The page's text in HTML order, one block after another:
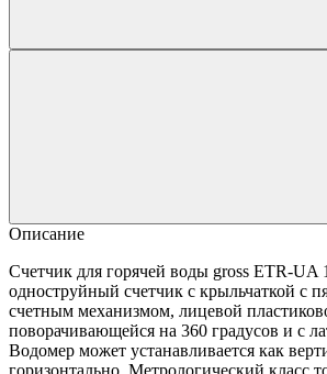
Описание
Счетчик для горячей воды gross ETR-UA
одноструйный счетчик с крыльчаткой с
счетным механизмом, лицевой
поворачивающейся на 360 градусов и с
Водомер может устанавливается как
горизонтально. Метрологический класс